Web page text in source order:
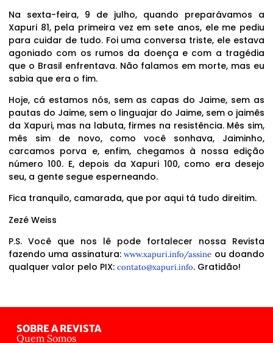
Na sexta-feira, 9 de julho, quando preparávamos a
Xapuri 81, pela primeira vez em sete anos, ele me pediu
para cuidar de tudo. Foi uma conversa triste, ele estava
agoniado com os rumos da doença e com a tragédia
que o Brasil enfrentava. Não falamos em morte, mas eu
sabia que era o fim.
Hoje, cá estamos nós, sem as capas do Jaime, sem as
pautas do Jaime, sem o linguajar do Jaime, sem o jaimês
da Xapuri, mas na labuta, firmes na resistência. Mês sim,
mês sim de novo, como você sonhava, Jaiminho,
carcamos porva e, enfim, chegamos à nossa edição
número 100. E, depois da Xapuri 100, como era desejo
seu, a gente segue esperneando.
Fica tranquilo, camarada, que por aqui tá tudo direitim.
Zezé Weiss
P.S. Você que nos lê pode fortalecer nossa Revista
fazendo uma assinatura:www.xapuri.info/assine ou doando
qualquer valor pelo PIX: contato@xapuri.info. Gratidão!
SOBRE A REVISTA
Quem Somos